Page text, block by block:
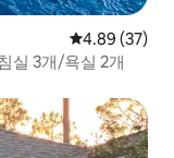
평점 4.89점(5
4.89 (37)
실 3개/욕실 2개